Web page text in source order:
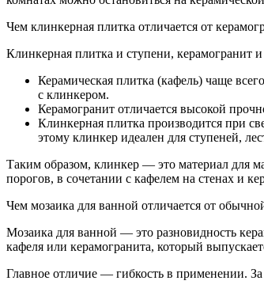
Чем клинкерная плитка отличается от
Клинкерная плитка и ступени, керамогранит
Керамическая плитка (кафель) чаще
с клинкером.
Керамогранит отличается высокой
Клинкерная плитка производится при
этому клинкер идеален для ступеней,
Таким образом, клинкер — это материал для
порогов, в сочетании с кафелем на стенах и
Чем мозаика для ванной отличается от
Мозаика для ванной — это разновидность
кафеля или керамогранита, который
Главное отличие — гибкость в применении. За